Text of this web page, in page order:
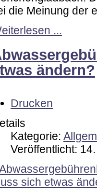
die Meinung der
...
ändern?
Drucken
Kategorie:
Veröffentlicht: